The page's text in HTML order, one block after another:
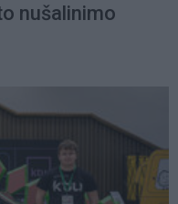
nušalinimo